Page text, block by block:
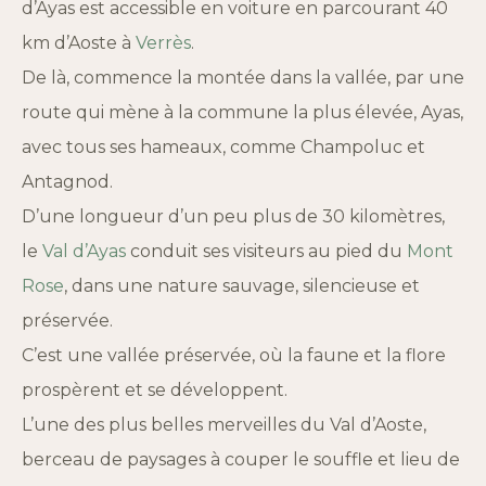
d’Ayas est accessible en voiture en parcourant 40
km d’Aoste à Verrès.
De là, commence la montée dans la vallée, par une
route qui mène à la commune la plus élevée, Ayas,
avec tous ses hameaux, comme Champoluc et
Antagnod.
D’une longueur d’un peu plus de 30 kilomètres,
le Val d’Ayas conduit ses visiteurs au pied du Mont
Rose, dans une nature sauvage, silencieuse et
préservée.
C’est une vallée préservée, où la faune et la flore
prospèrent et se développent.
L’une des plus belles merveilles du Val d’Aoste,
berceau de paysages à couper le souffle et lieu de